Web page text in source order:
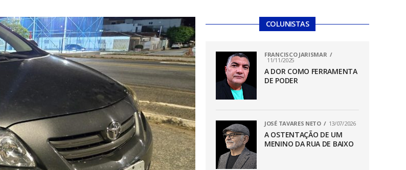
COLUNISTAS
FRANCISCO JARISMAR
11/11/2025
A DOR COMO FERRAMENTA
DE PODER
JOSÉ TAVARES NETO 13/07/2026
A OSTENTAÇÃO DE UM
MENINO DA RUA DE BAIXO